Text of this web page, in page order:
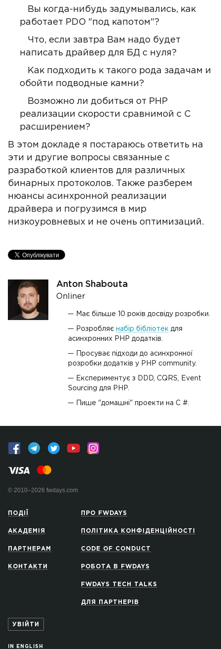
Вы когда-нибудь задумывались, как
работает PDO "под капотом"?
Что, если завтра Вам надо будет
написать драйвер для БД с нуля?
Как подходить к такого рода задачам и
обойти подводные камни?
Возможно ли добиться от PHP
реализации скорости сравнимой с С
расширением?
В этом докладе я постараюсь ответить на
эти и другие вопросы связанные с
разработкой клиентов для различных
бинарных протоколов. Также разберем
нюансы асинхронной реализации
драйвера и погрузимся в мир
низкоуровневых и не очень оптимизаций.
Anton Shabouta
Onliner
Має більше 10 років досвіду розробки.
Розробляє набір бібліотек для
асинхронних PHP додатків.
Просуває підходи до асинхронної
розробки додатків у PHP community.
Експериментує з DDD, CQRS, Event
Sourcing для PHP.
Пише "домашні" проекти на C #.
© 2010–2026 fwdays.com
ПОДІЇ
АКАДЕМІЯ
ПАРТНЕРАМ
КОНТАКТИ
ПРО FWDAYS
ПОЛІТИКА КОНФІДЕНЦІЙНОСТІ
CODE OF CONDUCT
РОБОТА В FWDAYS
FWDAYS TECH TALKS
ДЛЯ ПАРТНЕРІВ
УВІЙТИ
IN ENGLISH